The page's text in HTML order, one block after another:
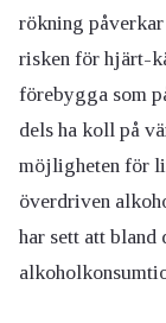
rökning
risken för hjärt-
förebygga som
dels ha koll på
möjligheten för
överdriven
har sett att